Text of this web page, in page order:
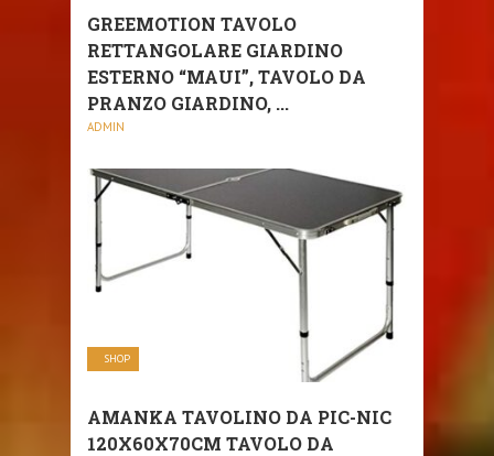
GREEMOTION TAVOLO
RETTANGOLARE GIARDINO
ESTERNO “MAUI”, TAVOLO DA
PRANZO GIARDINO, ...
ADMIN
SHOP
AMANKA TAVOLINO DA PIC-NIC
120X60X70CM TAVOLO DA